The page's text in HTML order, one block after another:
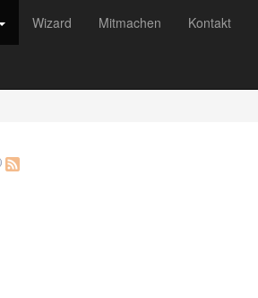
Wizard Mitmachen Kontakt